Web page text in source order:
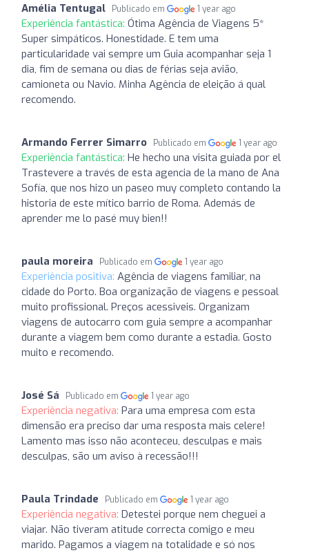
Amélia Tentugal Publicado em 1 year ago
Experiência fantástica: Ótima Agência de Viagens 5*
Super simpáticos. Honestidade. E tem uma
particularidade vai sempre um Guia acompanhar seja 1
dia, fim de semana ou dias de férias seja avião,
camioneta ou Navio. Minha Agência de eleição á qual
recomendo.
Armando Ferrer Simarro Publicado em 1 year ago
Experiência fantástica: He hecho una visita guiada por el
Trastevere a través de esta agencia de la mano de Ana
Sofía, que nos hizo un paseo muy completo contando la
historia de este mítico barrio de Roma. Además de
aprender me lo pasé muy bien!!
paula moreira Publicado em 1 year ago
Experiência positiva: Agência de viagens familiar, na
cidade do Porto. Boa organização de viagens e pessoal
muito profissional. Preços acessiveis. Organizam
viagens de autocarro com guia sempre a acompanhar
durante a viagem bem como durante a estadia. Gosto
muito e recomendo.
José Sá Publicado em 1 year ago
Experiência negativa: Para uma empresa com esta
dimensão era preciso dar uma resposta mais celere!
Lamento mas isso não aconteceu, desculpas e mais
desculpas, são um aviso à recessão!!!
Paula Trindade Publicado em 1 year ago
Experiência negativa: Detestei porque nem cheguei a
viajar. Não tiveram atitude correcta comigo e meu
marido. Pagamos a viagem na totalidade e só nos